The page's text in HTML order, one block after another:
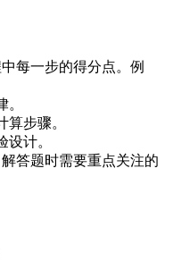
每一步的得分点。例
算步骤。
计。
答题时需要重点关注的